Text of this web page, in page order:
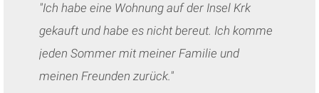
"Ich habe eine Wohnung auf der Insel Krk
gekauft und habe es nicht bereut. Ich komme
jeden Sommer mit meiner Familie und
meinen Freunden zurück."